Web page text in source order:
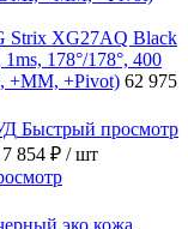
XG27AQ Black
178°/178°, 400
+MM, +Pivot) 62 975
Быстрый просмотр
7 854 ₽ / шт